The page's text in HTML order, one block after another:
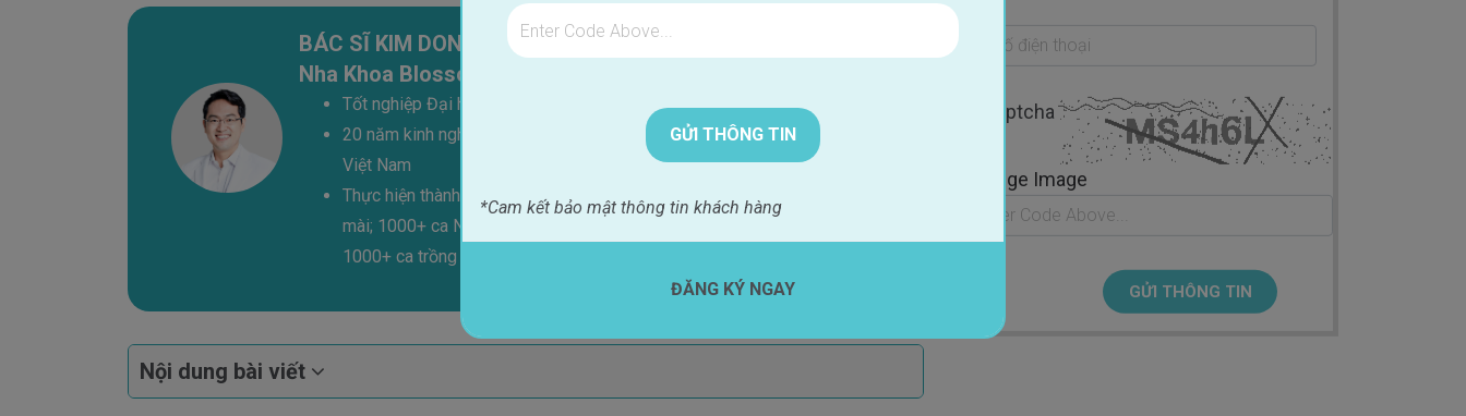
BÁC SĨ KIM DONG HYUN - Viện trưởng
Nha Khoa Blossom
Tốt nghiệp Đại học New York Hoa Kì.
20 năm kinh nghiệm lâm sàng tại Hàn Quốc &
Việt Nam
Thực hiện thành công: 3000+ ca dán sứ không
mài; 1000+ ca Niềng;
1000+ ca trồng răng Implant
Đặt lịch hẹn
Nội dung bài viết 
Recaptcha
Change Image
*Cam kết bảo mật thông tin khách hàng
ĐĂNG KÝ NGAY